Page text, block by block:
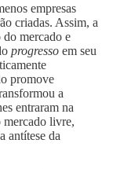
empresas
criadas. Assim, a
mercado e
progresso em seu
promove
a
entraram na
livre,
antítese da